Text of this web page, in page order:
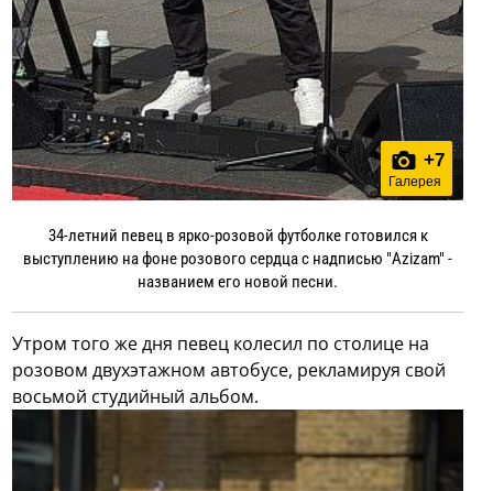
+7
Галерея
34-летний певец в ярко-розовой футболке готовился к
выступлению на фоне розового сердца с надписью "Azizam" -
названием его новой песни.
Утром того же дня певец колесил по столице на
розовом двухэтажном автобусе, рекламируя свой
восьмой студийный альбом.